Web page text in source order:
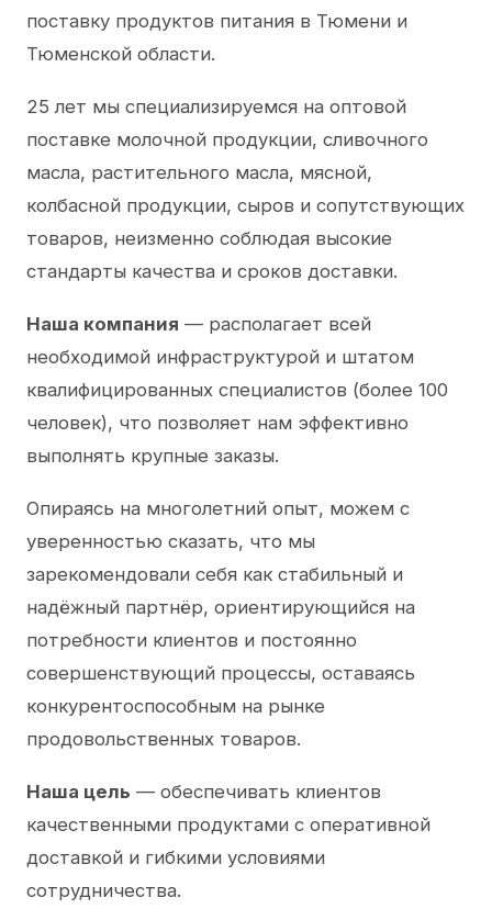
поставку продуктов питания в Тюмени и
Тюменской области.
25 лет мы специализируемся на оптовой
поставке молочной продукции, сливочного
масла, растительного масла, мясной,
колбасной продукции, сыров и сопутствующих
товаров, неизменно соблюдая высокие
стандарты качества и сроков доставки.
Наша компания — располагает всей
необходимой инфраструктурой и штатом
квалифицированных специалистов (более 100
человек), что позволяет нам эффективно
выполнять крупные заказы.
Опираясь на многолетний опыт, можем с
уверенностью сказать, что мы
зарекомендовали себя как стабильный и
надёжный партнёр, ориентирующийся на
потребности клиентов и постоянно
совершенствующий процессы, оставаясь
конкурентоспособным на рынке
продовольственных товаров.
Наша цель — обеспечивать клиентов
качественными продуктами с оперативной
доставкой и гибкими условиями
сотрудничества.